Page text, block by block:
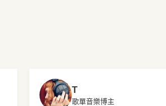
T
歌單音樂博主